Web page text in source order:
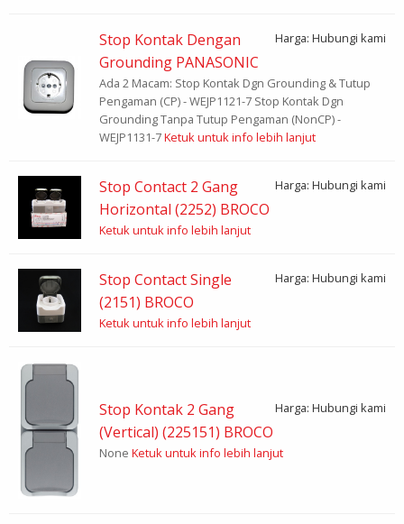
Stop Kontak Dengan
Grounding PANASONIC
Harga: Hubungi kami
Ada 2 Macam: Stop Kontak Dgn Grounding & Tutup
Pengaman (CP) - WEJP1121-7 Stop Kontak Dgn
Grounding Tanpa Tutup Pengaman (NonCP) -
WEJP1131-7Ketuk untuk info lebih lanjut
Stop Contact 2 Gang
Horizontal (2252) BROCO
Harga: Hubungi kami
Ketuk untuk info lebih lanjut
Stop Contact Single
(2151) BROCO
Harga: Hubungi kami
Ketuk untuk info lebih lanjut
Stop Kontak 2 Gang
(Vertical) (225151) BROCO
Harga: Hubungi kami
None Ketuk untuk info lebih lanjut